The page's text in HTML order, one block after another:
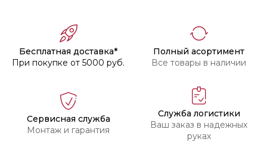
Бесплатная доставка*
При покупке от 5000 руб.
Полный асортимент
Все товары в наличии
Сервисная служба
Монтаж и гарантия
Служба логистики
Ваш заказ в надежных
руках